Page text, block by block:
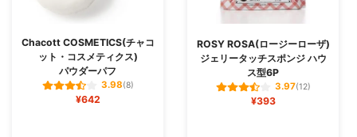
Chacott COSMETICS(チャコ
ット・コスメティクス)
パウダーパフ
3.98(8)
¥642
ROSY ROSA(ロージーローザ)
ジェリータッチスポンジ ハウ
ス型6P
3.97(12)
¥393